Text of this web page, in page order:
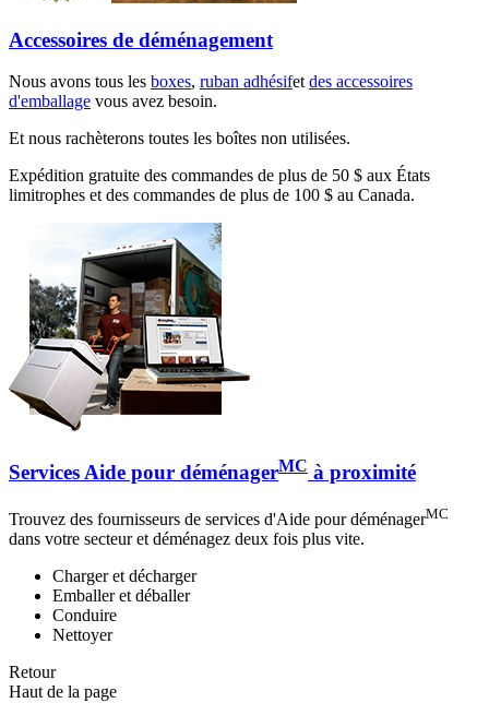
Accessoires de déménagement
Nous avons tous les boxes, ruban adhésifetdes accessoires
d'emballage vous avez besoin.
Et nous rachèterons toutes les boîtes non utilisées.
Expédition gratuite des commandes de plus de 50 $ aux États
limitrophes et des commandes de plus de 100 $ au Canada.
Services Aide pour déménagerMC à proximité
Trouvez des fournisseurs de services d'Aide pour déménagerMC
dans votre secteur et déménagez deux fois plus vite.
Charger et décharger
Emballer et déballer
Conduire
Nettoyer
Retour
Haut de la page